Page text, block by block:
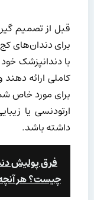
قبل از تصمیم
برای دندان‌های
با دندانپزشک خود
کاملی ارائه
برای مورد خاص
ارتودنسی یا
داشته باشد.
فرق پولیش
چیست؟ هر آنچه